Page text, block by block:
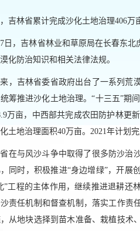
，吉林省累计完成沙化土地治理406
日，吉林省林业和草原局在长春东
化防治知识和相关法律法规。
，吉林省委省政府出台了一系列荒
筹推进沙化土地治理。“十三五”期
万亩，中西部共完成农田防护林更
土地治理面积40万亩。2021年计划
在与风沙斗争中取得了很多防沙治
同时，积极推进“身边增绿”，开展
”工程的主体作用，继续推进退耕还
责任机制和督查机制，落实工作责
从地块选择到苗木准备、栽植技术